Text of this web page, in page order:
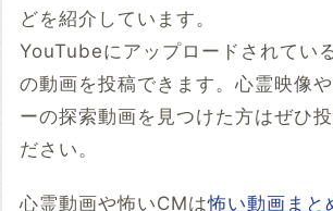
どを紹介しています。
YouTubeにアップロードされてい
の動画を投稿できます。心霊映像
ーの探索動画を見つけた方はぜひ
ださい。
心霊動画や怖いCMは怖い動画まと